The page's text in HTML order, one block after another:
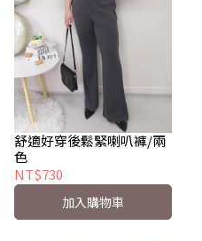
舒適好穿後鬆緊喇叭褲/兩
色
NT$730
加入購物車